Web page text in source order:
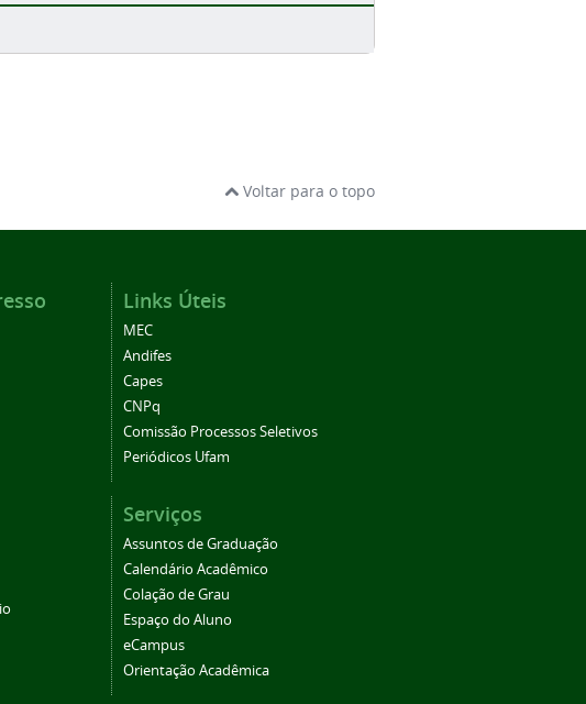
Voltar para o topo
Links Úteis
MEC
Andifes
Capes
CNPq
Comissão Processos Seletivos
Periódicos Ufam
Serviços
Assuntos de Graduação
Calendário Acadêmico
Colação de Grau
Espaço do Aluno
eCampus
Orientação Acadêmica